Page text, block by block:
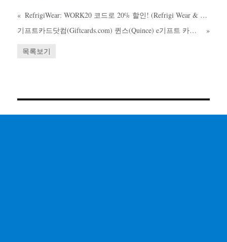
«
RefrigiWear: WORK20 코드로 20% 할인! (Refrigi Wear & Samco)
기프트카드닷컴(Giftcards.com) 퀸스(Quince) e기프트 카드 구매 시 1% 리워드 포인트 적립!
»
목록보기